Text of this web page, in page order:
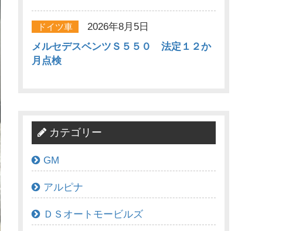
ドイツ車
2026年8月5日
メルセデスベンツＳ５５０ 法定１２か
月点検
カテゴリー
GM
アルピナ
ＤＳオートモービルズ